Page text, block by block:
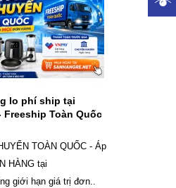
lo phí ship tại
Freeship Toàn Quốc
TOÀN QUỐC - Áp
HÀNG tại
giới hạn giá trị đơn..